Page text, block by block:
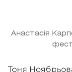
Анастасія
Тоня